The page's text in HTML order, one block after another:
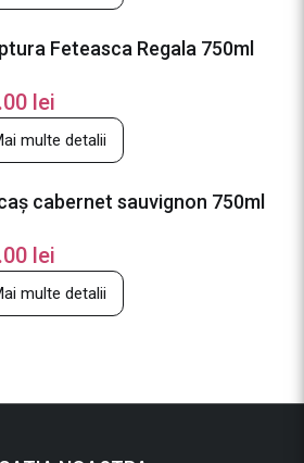
Feteasca Regala 750ml
lei
multe detalii
cabernet sauvignon 750ml
lei
multe detalii